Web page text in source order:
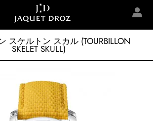
content
Jaquet Droz
スケルトン スカル (TOURBILLON
SKELET SKULL)